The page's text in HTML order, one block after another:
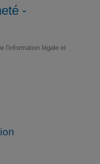
-
l'information légale et